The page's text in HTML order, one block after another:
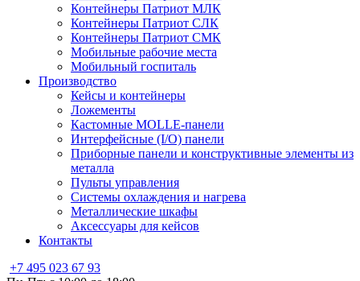
Контейнеры Патриот МЛК
Контейнеры Патриот СЛК
Контейнеры Патриот СМК
Мобильные рабочие места
Мобильный госпиталь
Производство
Кейсы и контейнеры
Ложементы
Кастомные MOLLE-панели
Интерфейсные (I/O) панели
Приборные панели и конструктивные элементы из
металла
Пульты управления
Системы охлаждения и нагрева
Металлические шкафы
Аксессуары для кейсов
Контакты
+7 495 023 67 93